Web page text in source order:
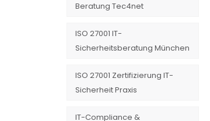
Beratung Tec4net
ISO 27001 IT-
Sicherheitsberatung München
ISO 27001 Zertifizierung IT-
Sicherheit Praxis
IT-Compliance &